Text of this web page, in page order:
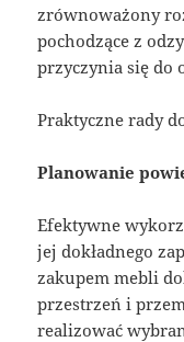
zrównoważony
pochodzące z
przyczynia się do
Praktyczne rady
Planowanie
Efektywne
jej dokładnego
zakupem mebli
przestrzeń i
realizować